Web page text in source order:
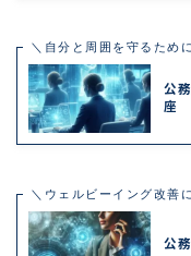
＼自分と周囲を守るため
公
座
＼ウェルビーイング改善
公